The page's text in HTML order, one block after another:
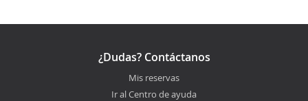
¿Dudas? Contáctanos
Mis reservas
Ir al Centro de ayuda